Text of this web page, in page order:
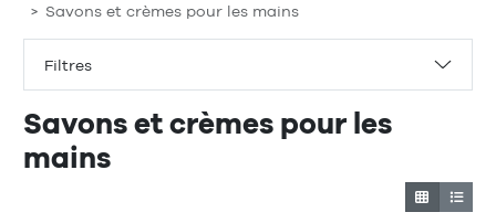
Filtres
Savons et crèmes pour les mains
Savons et crèmes pour les
mains